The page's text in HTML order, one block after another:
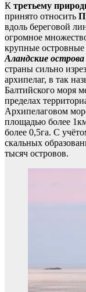
К третьему
принято относить
вдоль береговой
огромное
крупные
Аландские острова
страны сильно
архипелаг, в так
Балтийского моря
пределах
Архипелаговом
площадью более
более 0,5га. С
скальных
тысяч островов.